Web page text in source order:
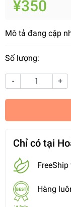
¥350
Mô tả đang cập
Số lượng:
- +
Chỉ có tại
Hàng